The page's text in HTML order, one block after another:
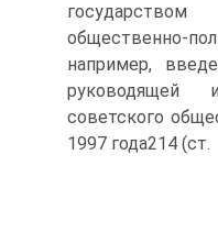
общественно-
например,
руководящей
советского
1997 года214 (ст.